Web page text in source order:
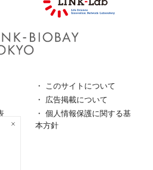
このサイトについて
広告掲載について
個人情報保護に関する基
本方針